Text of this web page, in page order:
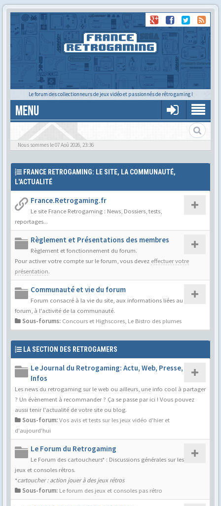
Le forum des collectionneurs de jeux vidéo et passionnés de rétro gaming !
MENU
Le forum des cartoucheurs et cartoucheuses !
Nous sommes le 07 Aoû 2026, 23:36
FRANCE RETROGAMING: LE SITE, LA COMMUNAUTÉ,
L'ACTUALITÉ
France.Retrogaming.fr
Le site France Retrogaming : News, Dossiers, tests,
reportages...
Règlement et Présentations des membres
Règlement et fonctionnement du forum.
Pour activer votre compte sur le forum, vous devez effectuer votre
présentation.
Communauté et vie du forum
Forum consacré à la vie du site, aux informations liées au
forum, à l'activité de la communauté.
Sous-forums: Concours et Highscores Le Bistro des plumes
LA SECTION DES RETROGAMERS
Le Journal du Retrogaming: Actu, Web, Presse,
Infos
Les news du retrogaming sur le web ou ailleurs, une info cool à partager
? Un évènement à recommander ? Ça se passe par ici ! Vous pouvez
aussi tenir l'actualité de votre site ou blog.
Sous-forum:Vos avis et tests sur les jeux vidéo d'hier et
d'aujourd'hui
Le Forum du Retrogaming
Le Forum des cartoucheurs* : Discussions générales sur les
jeux et consoles rétros.
*cartoucher : action jouer à des jeux rétros
Sous-forum: Le forum des jeux et consoles pas rétro